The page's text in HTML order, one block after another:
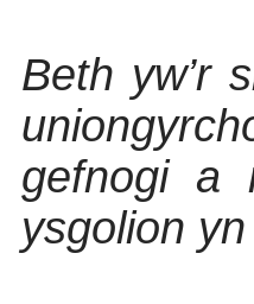
Beth yw’r
gefnogi a
ysgolion